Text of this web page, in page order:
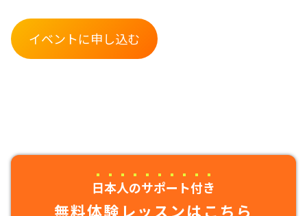
イベントに申し込む
日本人のサポート付き
無料体験レッスンはこちら